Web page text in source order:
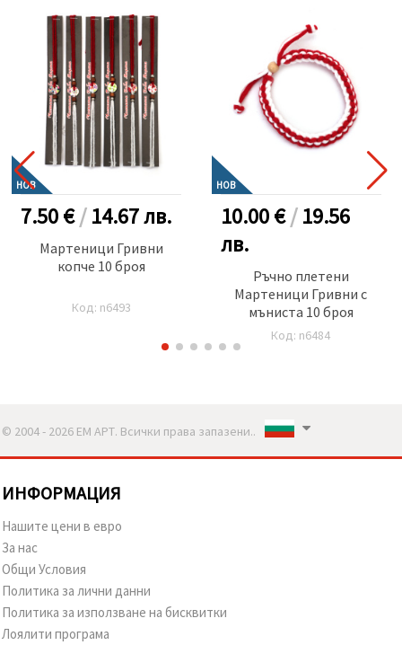
НОВ
7.50 €/14.67лв.
Мартеници Гривни
копче 10 броя
Код: n6493
НОВ
10.00 €/19.56
лв.
Ръчно плетени
Мартеници Гривни с
мъниста 10 броя
Код: n6484
© 2004 - 2026 ЕМ АРТ. Всички права запазени..
ИНФОРМАЦИЯ
Нашите цени в евро
За нас
Общи Условия
Политика за лични данни
Политика за използване на бисквитки
Лоялити програма